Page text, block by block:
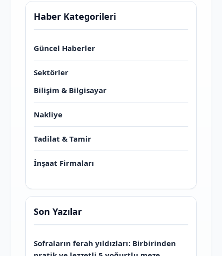
Haber Kategorileri
Güncel Haberler
Sektörler
Bilişim & Bilgisayar
Nakliye
Tadilat & Tamir
İnşaat Firmaları
Son Yazılar
Sofraların ferah yıldızları: Birbirinden